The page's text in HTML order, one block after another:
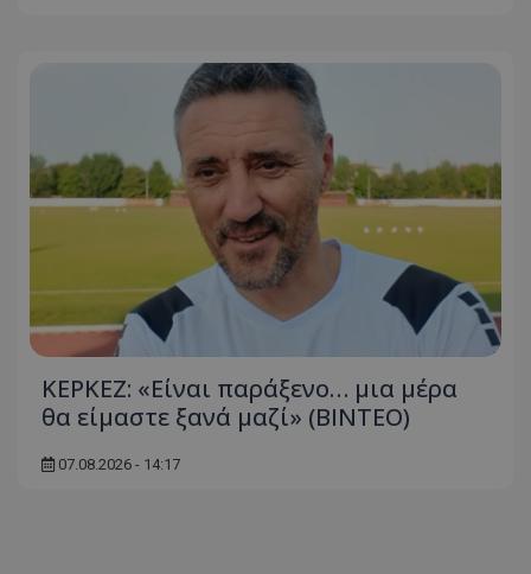
ΚΕΡΚΕΖ: «Είναι παράξενο… μια μέρα
θα είμαστε ξανά μαζί» (BINTEO)
07.08.2026 - 14:17